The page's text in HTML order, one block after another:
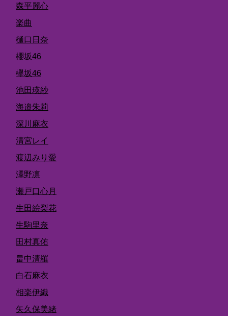
森平麗心
楽曲
樋口日奈
櫻坂46
欅坂46
池田瑛紗
海邉朱莉
深川麻衣
清宮レイ
渡辺みり愛
澤野凛
瀬戸口心月
生田絵梨花
生駒里奈
田村真佑
畠中清羅
白石麻衣
相楽伊織
矢久保美緒